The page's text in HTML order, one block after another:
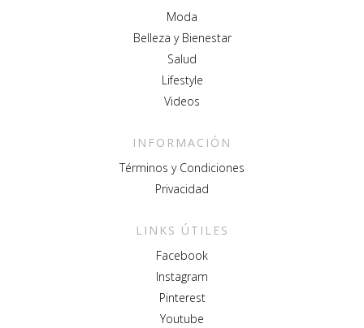
Moda
Belleza y Bienestar
Salud
Lifestyle
Videos
INFORMACIÓN
Términos y Condiciones
Privacidad
LINKS ÚTILES
Facebook
Instagram
Pinterest
Youtube